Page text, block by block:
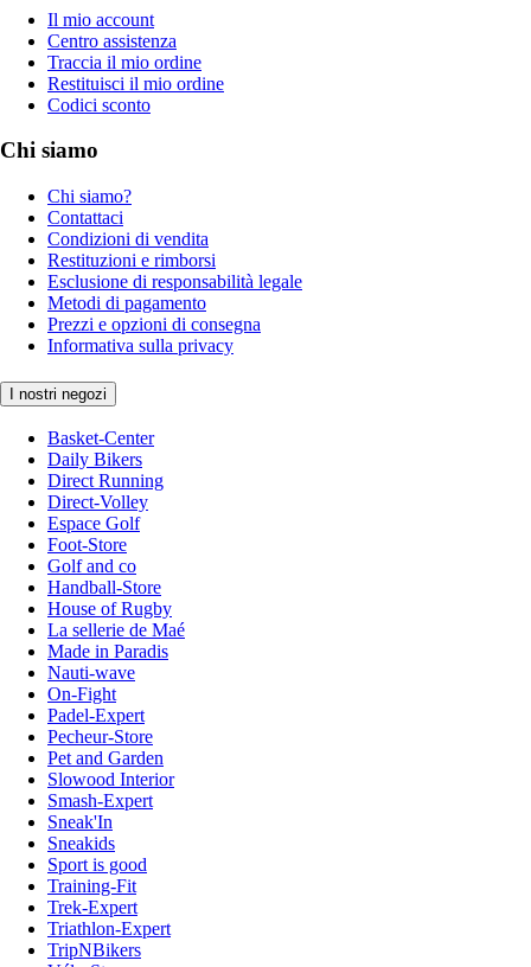
Il mio account
Centro assistenza
Traccia il mio ordine
Restituisci il mio ordine
Codici sconto
Chi siamo
Chi siamo?
Contattaci
Condizioni di vendita
Restituzioni e rimborsi
Esclusione di responsabilità legale
Metodi di pagamento
Prezzi e opzioni di consegna
Informativa sulla privacy
I nostri negozi
Basket-Center
Daily Bikers
Direct Running
Direct-Volley
Espace Golf
Foot-Store
Golf and co
Handball-Store
House of Rugby
La sellerie de Maé
Made in Paradis
Nauti-wave
On-Fight
Padel-Expert
Pecheur-Store
Pet and Garden
Slowood Interior
Smash-Expert
Sneak'In
Sneakids
Sport is good
Training-Fit
Trek-Expert
Triathlon-Expert
TripNBikers